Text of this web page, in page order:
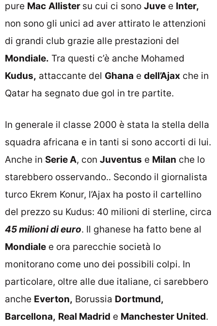
pure Mac Allister su cui ci sono Juve e Inter,
non sono gli unici ad aver attirato le attenzioni
di grandi club grazie alle prestazioni del
Mondiale. Tra questi c’è anche Mohamed
Kudus, attaccante del Ghana e dell’Ajax che in
Qatar ha segnato due gol in tre partite.
In generale il classe 2000 è stata la stella della
squadra africana e in tanti si sono accorti di lui.
Anche in Serie A, con Juventus e Milan che lo
starebbero osservando.. Secondo il giornalista
turco Ekrem Konur, l’Ajax ha posto il cartellino
del prezzo su Kudus: 40 milioni di sterline, circa
45 milioni di euro. Il ghanese ha fatto bene al
Mondiale e ora parecchie società lo
monitorano come uno dei possibili colpi. In
particolare, oltre alle due italiane, ci sarebbero
anche Everton, Borussia Dortmund,
Barcellona, Real Madrid e Manchester United.